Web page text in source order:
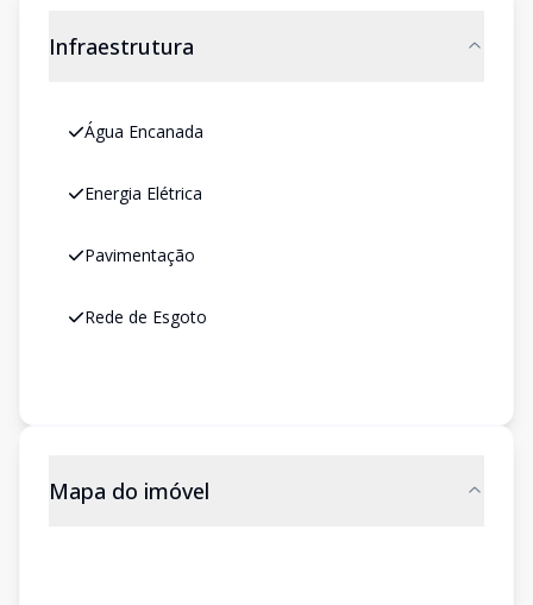
Infraestrutura
Água Encanada
Energia Elétrica
Pavimentação
Rede de Esgoto
Mapa do imóvel